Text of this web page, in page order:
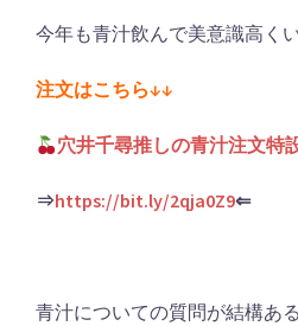
今年も青汁飲んで美意識高く
注文はこちら↓↓
穴井千尋推しの青汁注文特
⇒https://bit.ly/2qja0Z9⇐
青汁についての質問が結構あ